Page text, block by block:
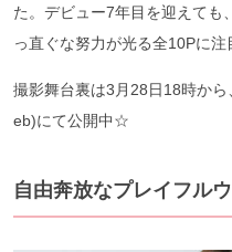
た。デビュー7年目を迎えても
っ直ぐな努力が光る全10Pに注
撮影舞台裏は3月28日18時か
eb)にて公開中☆
自由奔放なプレイフル